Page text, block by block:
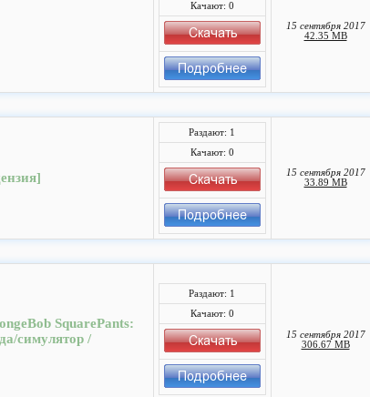
Качают: 0
15 сентября 2017
42.35 MB
Раздают: 1
Качают: 0
15 сентября 2017
33.89 MB
SquarePants:
симулятор /
Раздают: 1
Качают: 0
15 сентября 2017
306.67 MB